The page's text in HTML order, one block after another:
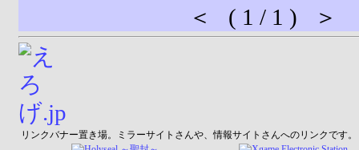
＜ ( 1 / 1 ) ＞
リンクバナー置き場。ミラーサイトさんや、情報サイトさんへのリンクです。